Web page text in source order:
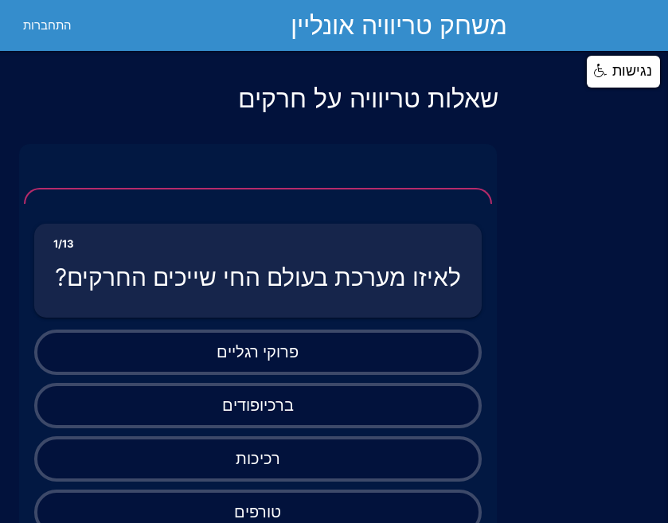
משחק טריוויה אונליין התחברות
שאלות טריוויה על חרקים
1/13
לאיזו מערכת בעולם החי שייכים החרקים?
פרוקי רגליים
ברכיופודים
רכיכות
טורפים
נגישות